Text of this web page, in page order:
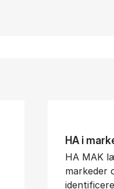
HA i
HA MAK
markeder